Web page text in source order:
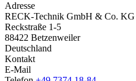
Adresse
RECK-Technik GmbH & Co. KG
Reckstraße 1-5
88422 Betzenweiler
Deutschland
Kontakt
E-Mail